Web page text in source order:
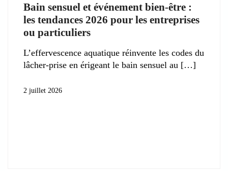
Bain sensuel et événement bien-être :
les tendances 2026 pour les entreprises
ou particuliers
L’effervescence aquatique réinvente les codes du
lâcher-prise en érigeant le bain sensuel au
2 juillet 2026